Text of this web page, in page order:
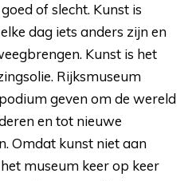
of slecht. Kunst is
dag iets anders zijn en
Kunst is het
Rijksmuseum
geven om de wereld
en tot nieuwe
Omdat kunst niet aan
museum keer op keer